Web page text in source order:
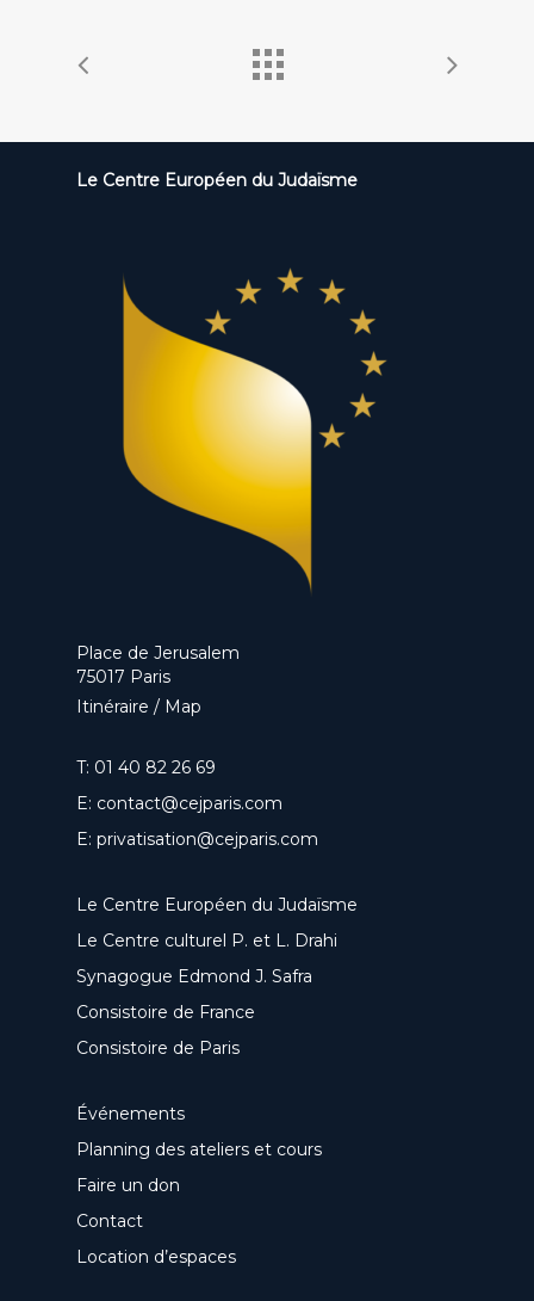
Le Centre Européen du Judaïsme
Place de Jerusalem
75017 Paris
Itinéraire / Map
T: 01 40 82 26 69
E: contact@cejparis.com
E: privatisation@cejparis.com
Le Centre Européen du Judaïsme
Le Centre culturel P. et L. Drahi
Synagogue Edmond J. Safra
Consistoire de France
Consistoire de Paris
Événements
Planning des ateliers et cours
Faire un don
Contact
Location d’espaces